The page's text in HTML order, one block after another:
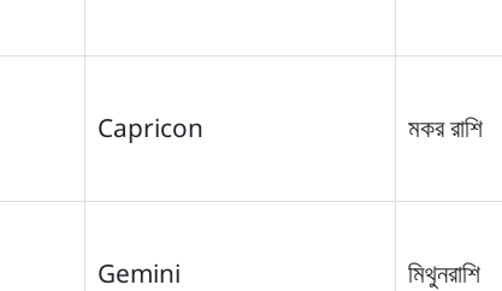
Capricon মকর রাশি
Gemini মিথুনরাশি